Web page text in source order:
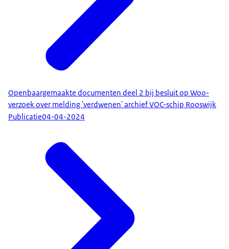
Openbaargemaakte documenten deel 2 bij besluit op Woo-
verzoek over melding 'verdwenen' archief VOC-schip Rooswijk
Publicatie04-04-2024